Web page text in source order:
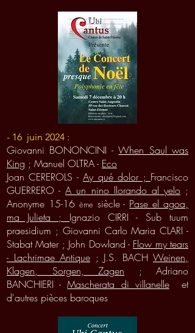
- 16 juin 2024 :
Giovanni BONONCINI -When Saul was
King ; Manuel OLTRA - Eco
Joan CEREROLS -Ay qué dolor ; Francisco
GUERRERO -A un nino llorando al yelo ;
Anonyme 15-16 ème siècle - Pase el agoa,
ma Julieta ; Ignazio CIRRI - Sub tuum
praesidium ; Giovanni Carlo Maria CLARI -
Stabat Mater ; John Dowland - Flow my tears
- Lachrimae Antique ; J.S. BACH Weinen,
Klagen, Sorgen, Zagen ; Adriano
BANCHIERI -Mascherata di villanelleet
d'autres pièces baroques